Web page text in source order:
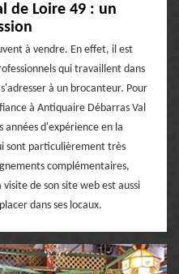
de Loire 49 : un
à vendre. En effet, il est
qui travaillent dans
à un brocanteur. Pour
à Antiquaire Débarras Val
années d'expérience en la
sont particulièrement très
complémentaires,
de son site web est aussi
dans ses locaux.